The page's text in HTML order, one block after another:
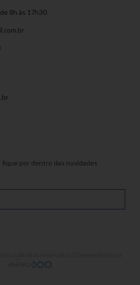
8h às 17h30
fique por dentro das novidades